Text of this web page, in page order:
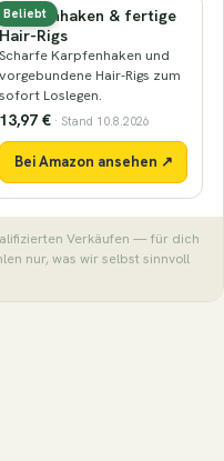
Beliebt
Karpfenhaken & fertige
Hair-Rigs
Scharfe Karpfenhaken und
vorgebundene Hair-Rigs zum
sofort Loslegen.
13,97 € · Stand 10.8.2026
Bei Amazon ansehen ↗
Verkäufen — für dich
nur, was wir selbst sinnvoll